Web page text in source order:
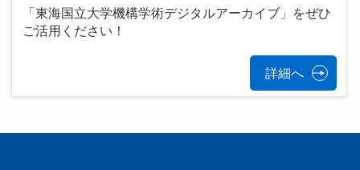
「東海国立大学機構学術デジタルアーカイブ」をぜひ
ご活用ください！
詳細へ